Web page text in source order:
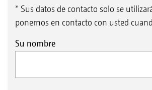
* Sus datos de contacto solo se
ponernos en contacto con usted
Su nombre